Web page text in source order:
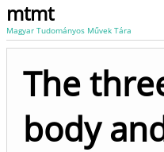
mtmt
Magyar Tudományos Művek Tára
The
body